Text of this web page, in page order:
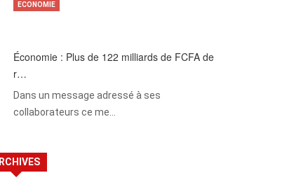
Économie : Plus de 122 milliards de FCFA de
r…
Dans un message adressé à ses
collaborateurs ce me…
ECONOMIE